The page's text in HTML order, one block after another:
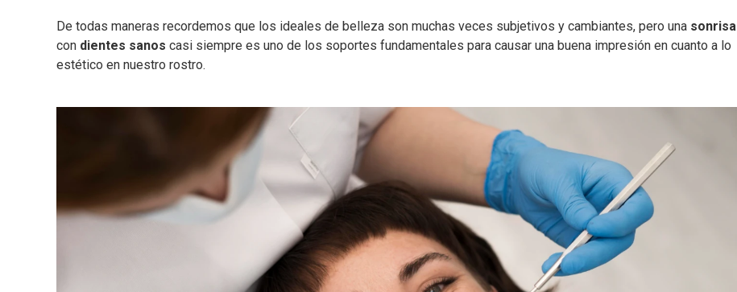
De todas maneras recordemos que los ideales de belleza son muchas veces subjetivos y cambiantes, pero una sonrisa
con dientes sanos casi siempre es uno de los soportes fundamentales para causar una buena impresión en cuanto a lo
estético en nuestro rostro.